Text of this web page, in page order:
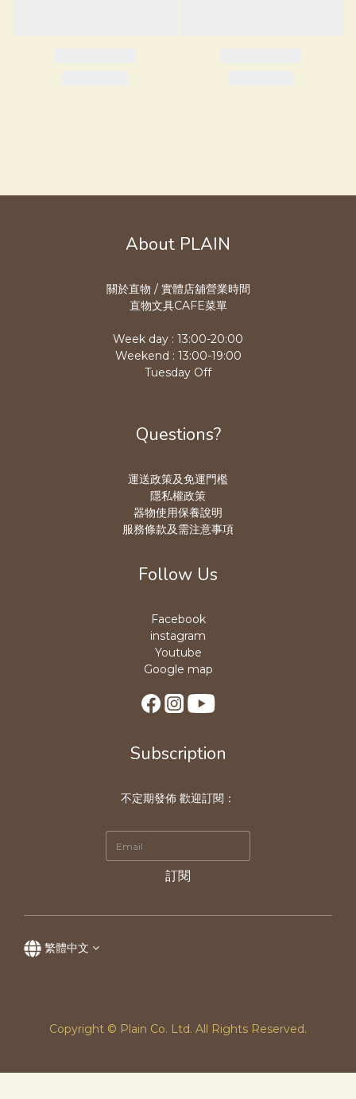
About PLAIN
關於直物 / 實體店舖營業時間
直物文具CAFE菜單
Week day : 13:00-20:00
Weekend : 13:00-19:00
Tuesday Off
Questions?
運送政策及免運門檻
隱私權政策
器物使用保養說明
服務條款及需注意事項
Follow Us
Facebook
instagram
Youtube
Google map
Subscription
不定期發佈 歡迎訂閱：
訂閱
繁體中文
Copyright © Plain Co. Ltd. All Rights Reserved.